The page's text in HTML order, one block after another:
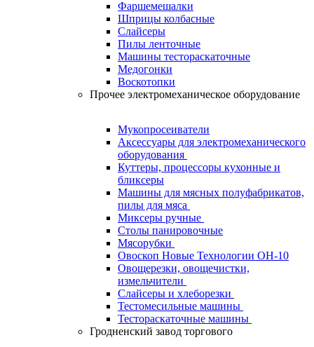
Фаршемешалки
Шприцы колбасные
Слайсеры
Пилы ленточные
Машины тестораскаточные
Медогонки
Воскотопки
Прочее электромеханическое оборудование
Мукопросеиватели
Аксессуары для электромеханического
оборудования
Куттеры, процессоры кухонные и
бликсеры
Машины для мясных полуфабрикатов,
пилы для мяса
Миксеры ручные
Столы панировочные
Мясорубки
Овоскоп Новые Технологии ОН-10
Овощерезки, овощечистки,
измельчители
Слайсеры и хлеборезки
Тестомесильные машины
Тестораскаточные машины
Гродненский завод торгового